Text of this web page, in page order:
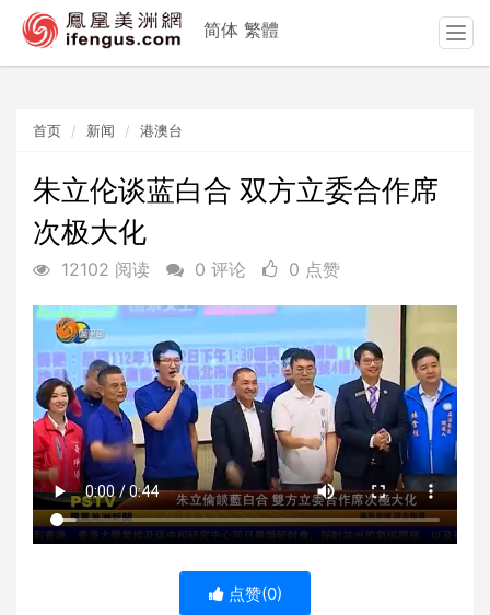
首页 新闻 港澳台
朱立伦谈蓝白合 双方立委合作席
次极大化
12102 阅读 0 评论 0 点赞
点赞(0)
简体 繁體
T
o
a
o
n